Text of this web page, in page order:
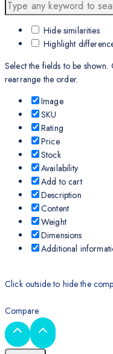
Hide similarities
Highlight
Select the fields to be
rearrange the order.
Image
SKU
Rating
Price
Stock
Availability
Add to cart
Description
Content
Weight
Dimensions
Additional
Click outside to hide the
Compare